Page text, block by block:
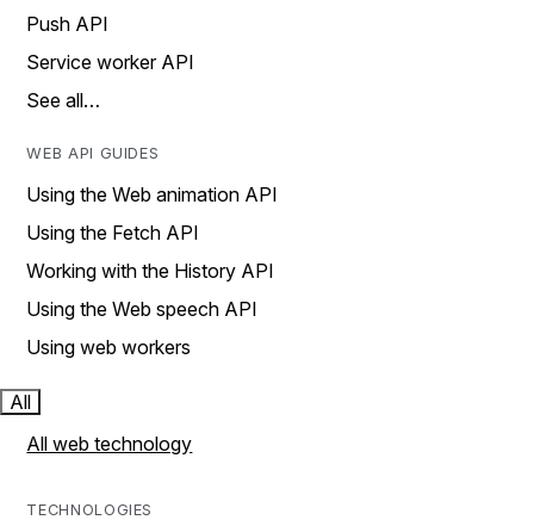
Push API
Service worker API
See all…
WEB API GUIDES
Using the Web animation API
Using the Fetch API
Working with the History API
Using the Web speech API
Using web workers
All
All web technology
TECHNOLOGIES